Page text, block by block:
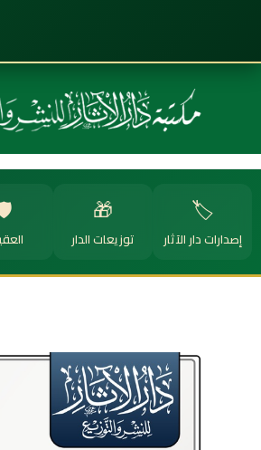
🏷️
إصدارات دار الآثار
🎁
توزيعات الدار